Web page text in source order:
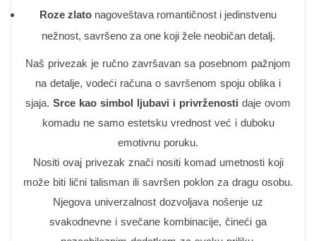
Roze zlato nagoveštava romantičnost i jedinstvenu
nežnost, savršeno za one koji žele neobičan detalj.
Naš privezak je ručno završavan sa posebnom pažnjom
na detalje, vodeći računa o savršenom spoju oblika i
sjaja. Srce kao simbol ljubavi i privrženosti daje ovom
komadu ne samo estetsku vrednost već i duboku
emotivnu poruku.
Nositi ovaj privezak znači nositi komad umetnosti koji
može biti lični talisman ili savršen poklon za dragu osobu.
Njegova univerzalnost dozvoljava nošenje uz
svakodnevne i svečane kombinacije, čineći ga